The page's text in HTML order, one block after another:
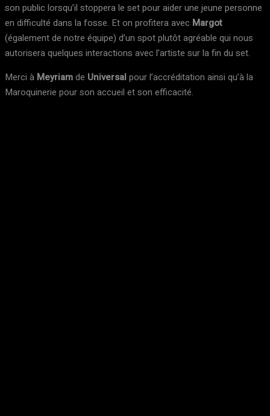
son public lorsqu’il stoppera le set pour aider une jeune personne
en difficulté dans la fosse. Et on profitera avec Margot
(également de notre équipe) d’un spot plutôt agréable qui nous
autorisera quelques interactions avec l’artiste sur la fin du set.
Merci à Meyriamde Universalpour l’accréditation ainsi qu’à la
Maroquinerie pour son accueil et son efficacité.